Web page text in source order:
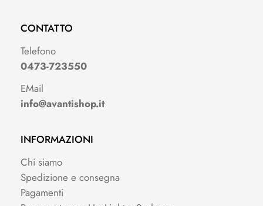
CONTATTO
Telefono
0473-723550
EMail
info@avantishop.it
INFORMAZIONI
Chi siamo
Spedizione e consegna
Pagamenti